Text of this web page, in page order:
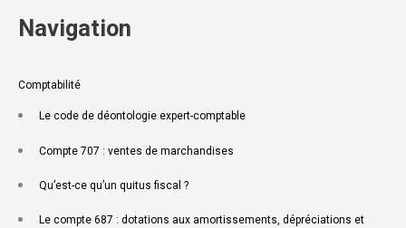
Navigation
Comptabilité
Le code de déontologie expert-comptable
Compte 707 : ventes de marchandises
Qu’est-ce qu’un quitus fiscal ?
Le compte 687 : dotations aux amortissements, dépréciations et